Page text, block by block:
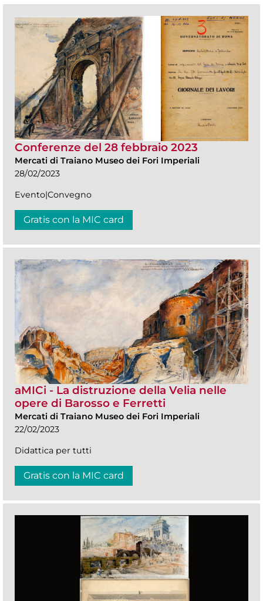
Conferenze del 28 febbraio 2023
Mercati di Traiano Museo dei Fori Imperiali
28/02/2023
Evento|Convegno
Gratis con la MIC card
aMICi - La distruzione della Velia nelle
opere di Barosso e Ferretti
Mercati di Traiano Museo dei Fori Imperiali
22/02/2023
Didattica per tutti
Gratis con la MIC card